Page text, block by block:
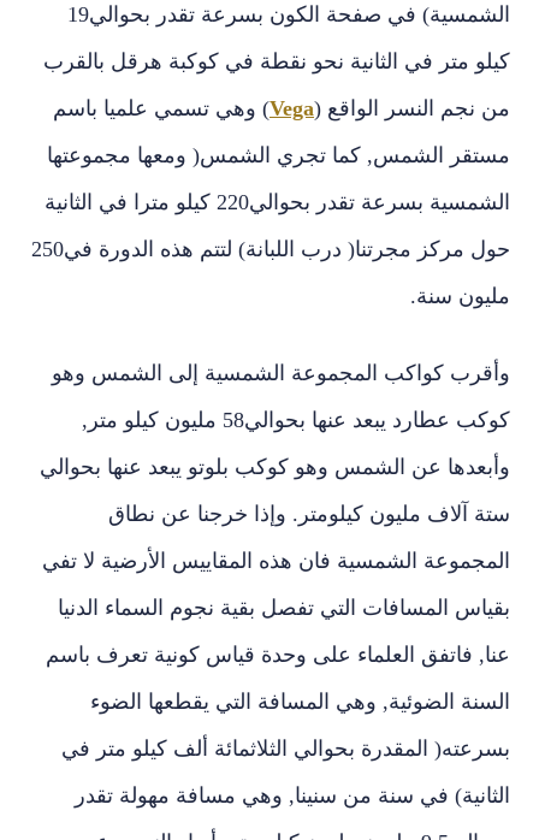
كيلو متر في الثانية نحو نقطة في كوكبة هرقل بالقرب
من نجم النسر الواقع ‏(Vega)‏ وهي تسمي علميا باسم
مستقر الشمس‏,‏ كما تجري الشمس‏(‏ ومعها مجموعتها
الشمسية بسرعة تقدر بحوالي‏220‏ كيلو مترا في الثانية
مليون سنة‏.‏
وأقرب كواكب المجموعة الشمسية إلى الشمس وهو
كوكب عطارد يبعد عنها بحوالي‏58‏ مليون كيلو متر‏,‏
وأبعدها عن الشمس وهو كوكب بلوتو يبعد عنها بحوالي
ستة آلاف مليون كيلومتر‏.‏ وإذا خرجنا عن نطاق
المجموعة الشمسية فان هذه المقاييس الأرضية لا تفي
بقياس المسافات التي تفصل بقية نجوم السماء الدنيا
عنا‏,‏ فاتفق العلماء على وحدة قياس كونية تعرف باسم
السنة الضوئية‏,‏ وهي المسافة التي يقطعها الضوء
بسرعته‏(‏ المقدرة بحوالي الثلاثمائة ألف كيلو متر في
الثانية‏)‏ في سنة من سنينا‏,‏ وهي مسافة مهولة تقدر